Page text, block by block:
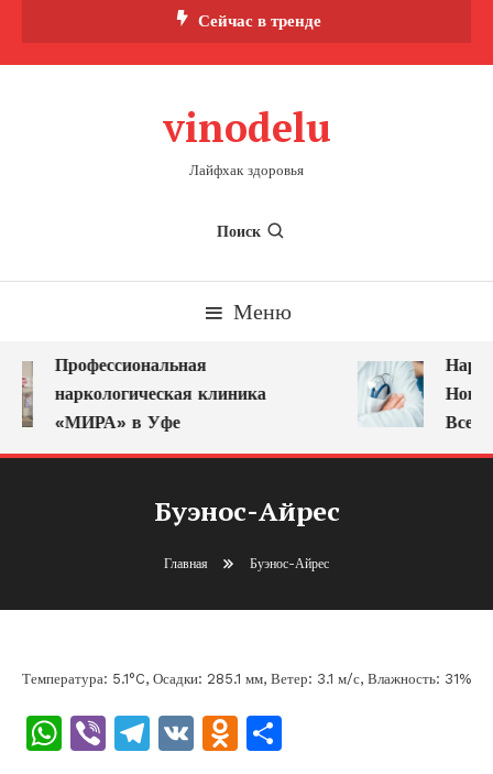
Сейчас в тренде
vinodelu
Лайфхак здоровья
Поиск
Меню
Профессиональная
наркологическая клиника
«МИРА» в Уфе
Буэнос-Айрес
Главная Буэнос-Айрес
Температура: 5.1°C, Осадки: 285.1 мм, Ветер: 3.1 м/с, Влажность: 31%
WhatsApp
ViberTelegram
VK Odnoklassniki